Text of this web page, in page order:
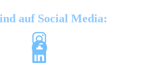
auf Social Media: